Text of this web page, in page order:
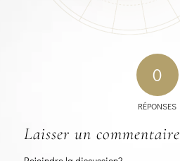
0
RÉPONSES
Laisser un commentaire